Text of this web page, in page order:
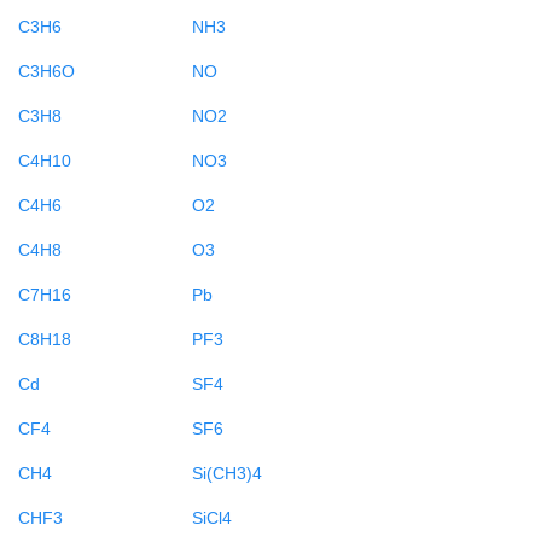
C3H6
C3H6O
C3H8
C4H10
C4H6
C4H8
C7H16
C8H18
Cd
CF4
CH4
CHF3
NH3
NO
NO2
NO3
O2
O3
Pb
PF3
SF4
SF6
Si(CH3)4
SiCl4